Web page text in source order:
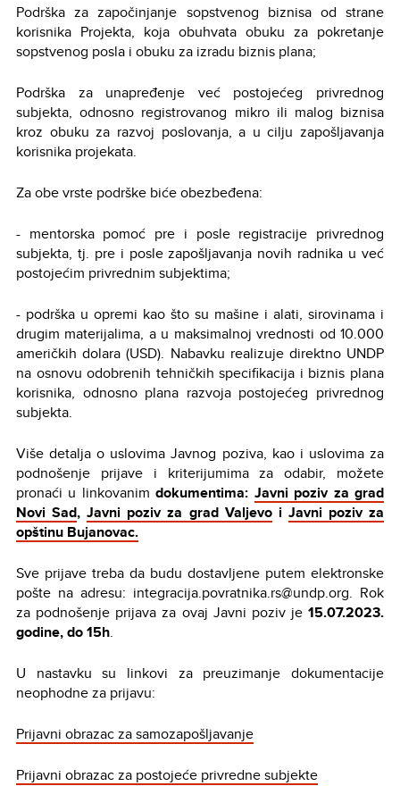
Podrška za započinjanje sopstvenog biznisa od strane
korisnika Projekta, koja obuhvata obuku za pokretanje
sopstvenog posla i obuku za izradu biznis plana;
Podrška za unapređenje već postojećeg privrednog
subjekta, odnosno registrovanog mikro ili malog biznisa
kroz obuku za razvoj poslovanja, a u cilju zapošljavanja
korisnika projekata.
Za obe vrste podrške biće obezbeđena:
- mentorska pomoć pre i posle registracije privrednog
subjekta, tj. pre i posle zapošljavanja novih radnika u već
postojećim privrednim subjektima;
- podrška u opremi kao što su mašine i alati, sirovinama i
drugim materijalima, a u maksimalnoj vrednosti od 10.000
američkih dolara (USD). Nabavku realizuje direktno UNDP
na osnovu odobrenih tehničkih specifikacija i biznis plana
korisnika, odnosno plana razvoja postojećeg privrednog
subjekta.
Više detalja o uslovima Javnog poziva, kao i uslovima za
podnošenje prijave i kriterijumima za odabir, možete
pronaći u linkovanimdokumentima: Javni poziv za grad
Novi Sad,Javni poziv za grad Valjevoi Javni poziv za
opštinu Bujanovac.
Sve prijave treba da budu dostavljene putem elektronske
pošte na adresu: integracija.povratnika.rs@undp.org. Rok
za podnošenje prijava za ovaj Javni poziv je 15.07.2023.
godine, do 15h.
U nastavku su linkovi za preuzimanje dokumentacije
neophodne za prijavu:
Prijavni obrazac za samozapošljavanje
Prijavni obrazac za postojeće privredne subjekte